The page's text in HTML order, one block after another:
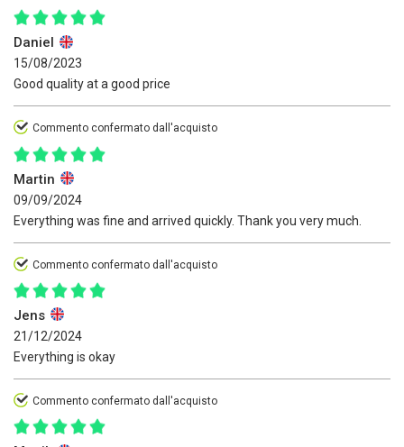
Daniel
15/08/2023
Good quality at a good price
Commento confermato dall'acquisto
Martin
09/09/2024
Everything was fine and arrived quickly. Thank you very much.
Commento confermato dall'acquisto
Jens
21/12/2024
Everything is okay
Commento confermato dall'acquisto